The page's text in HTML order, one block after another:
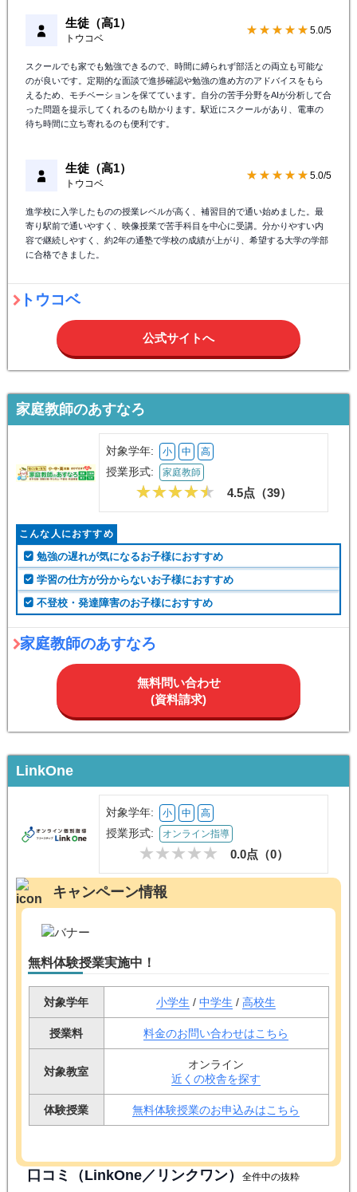
生徒（高1）
トウコベ
★★★★★ 5.0/5
スクールでも家でも勉強できるので、時間に縛られず部活との両立も可能な
のが良いです。定期的な面談で進捗確認や勉強の進め方のアドバイスをもら
えるため、モチベーションを保てています。自分の苦手分野をAIが分析して合
った問題を提示してくれるのも助かります。駅近にスクールがあり、電車の
待ち時間に立ち寄れるのも便利です。
生徒（高1）
トウコベ
★★★★★ 5.0/5
進学校に入学したものの授業レベルが高く、補習目的で通い始めました。最
寄り駅前で通いやすく、映像授業で苦手科目を中心に受講。分かりやすい内
容で継続しやすく、約2年の通塾で学校の成績が上がり、希望する大学の学部
に合格できました。
トウコベ
公式サイトへ
家庭教師のあすなろ
対象学年: 小 中 高
授業形式: 家庭教師
4.5点（39）
こんな人におすすめ
勉強の遅れが気になるお子様におすすめ
学習の仕方が分からないお子様におすすめ
不登校・発達障害のお子様におすすめ
家庭教師のあすなろ
無料問い合わせ
(資料請求)
LinkOne
対象学年: 小 中 高
授業形式: オンライン指導
0.0点（0）
キャンペーン情報
無料体験授業実施中！
対象学年 小学生 / 中学生 / 高校生
授業料 料金のお問い合わせはこちら
対象教室
オンライン
近くの校舎を探す
体験授業 無料体験授業のお申込みはこちら
口コミ（LinkOne／リンクワン） 全件中の抜粋